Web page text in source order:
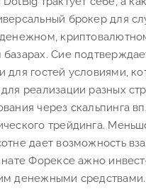
брокер для
Сие
для гостей условиями,
реализации разных
через скальпинга
трейдинга.
дает возможность
нате Форексе ажно
денежными